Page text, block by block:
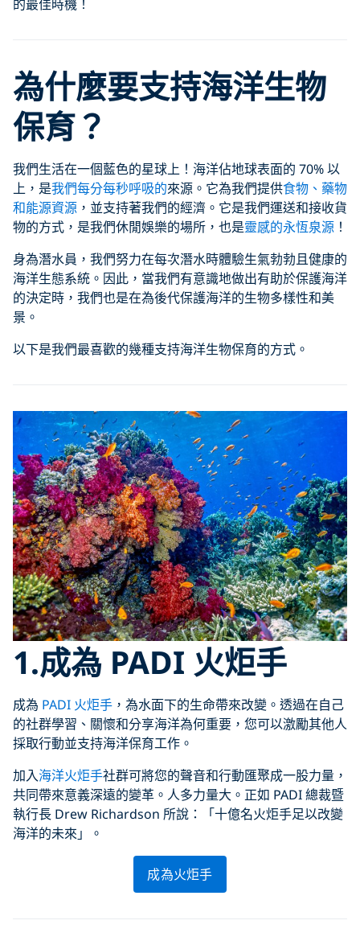
的最佳時機！
為什麼要支持海洋生物
保育？
我們生活在一個藍色的星球上！海洋佔地球表面的 70% 以
上，是我們每分每秒呼吸的來源。它為我們提供食物、藥物
和能源資源 ，並支持著我們的經濟。它是我們運送和接收貨
物的方式，是我們休閒娛樂的場所，也是靈感的永恆泉源 ！
身為潛水員，我們努力在每次潛水時體驗生氣勃勃且健康的
海洋生態系統。因此，當我們有意識地做出有助於保護海洋
的決定時，我們也是在為後代保護海洋的生物多樣性和美
景。
以下是我們最喜歡的幾種支持海洋生物保育的方式。
1.成為 PADI 火炬手
成為 PADI 火炬手 ，為水面下的生命帶來改變。透過在自己
的社群學習、關懷和分享海洋為何重要，您可以激勵其他人
採取行動並支持海洋保育工作。
加入海洋火炬手社群可將您的聲音和行動匯聚成一股力量，
共同帶來意義深遠的變革。人多力量大。正如 PADI 總裁暨
執行長 Drew Richardson 所說：「十億名火炬手足以改變
海洋的未來」。
成為火炬手